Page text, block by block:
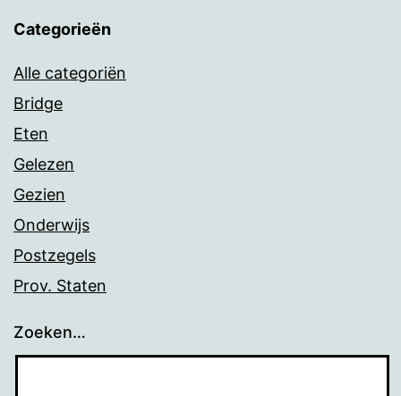
Categorieën
Alle categoriën
Bridge
Eten
Gelezen
Gezien
Onderwijs
Postzegels
Prov. Staten
Zoeken…